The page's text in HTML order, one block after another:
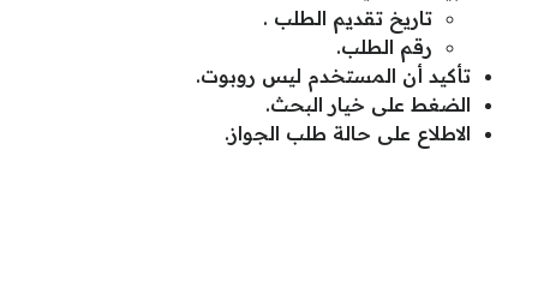
تاريخ تقديم الطلب .
رقم الطلب.
تأكيد أن المستخدم ليس روبوت.
الضغط على خيار البحث.
الاطلاع على حالة طلب الجواز.